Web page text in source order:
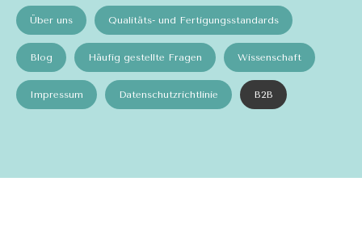
Über uns Qualitäts- und Fertigungsstandards
Blog Häufig gestellte Fragen Wissenschaft
Impressum Datenschutzrichtlinie B2B